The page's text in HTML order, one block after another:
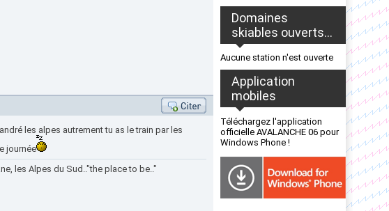
les alpes autrement tu as le train par les
journée
les Alpes du Sud.."the place to be.."
Domaines
skiables ouverts...
Aucune station n'est ouverte
Application
mobiles
Téléchargez l'application
officielle AVALANCHE 06 pour
Windows Phone !